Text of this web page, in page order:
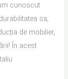
cunoscut
sa,
de mobilier,
În acest